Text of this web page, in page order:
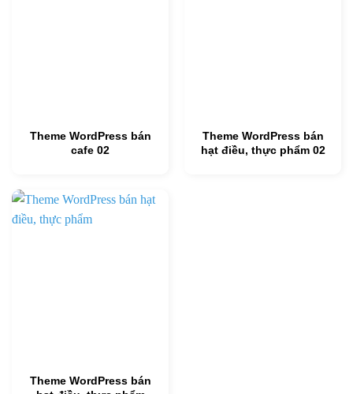
Theme WordPress bán
cafe 02
Theme WordPress bán
hạt điều, thực phẩm 02
Theme WordPress bán